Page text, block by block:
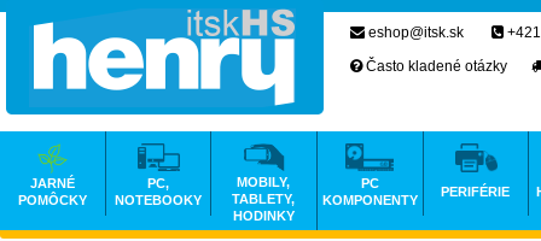
eshop@itsk.sk
Často kladené otázky
JARNÉ
POMÔCKY
PC,
NOTEBOOKY
MOBILY,
TABLETY,
HODINKY
PC
KOMPONENTY
PERIFÉRIE